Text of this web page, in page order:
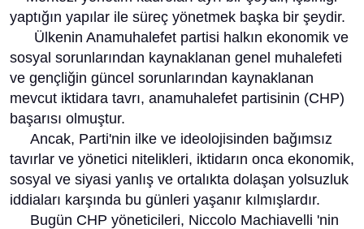
yaptığın yapılar ile süreç yönetmek başka bir şeydir.
Ülkenin Anamuhalefet partisi halkın ekonomik ve
sosyal sorunlarından kaynaklanan genel muhalefeti
ve gençliğin güncel sorunlarından kaynaklanan
mevcut iktidara tavrı, anamuhalefet partisinin (CHP)
başarısı olmuştur.
Ancak, Parti'nin ilke ve ideolojisinden bağımsız
tavırlar ve yönetici nitelikleri, iktidarın onca ekonomik,
sosyal ve siyasi yanlış ve ortalıkta dolaşan yolsuzluk
iddiaları karşında bu günleri yaşanır kılmışlardır.
Bugün CHP yöneticileri, Niccolo Machiavelli 'nin